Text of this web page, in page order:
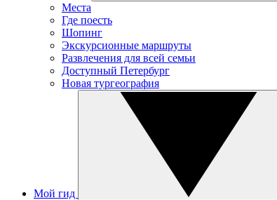
Места
Где поесть
Шопинг
Экскурсионные маршруты
Развлечения для всей семьи
Доступный Петербург
Новая тургеография
Мой гид